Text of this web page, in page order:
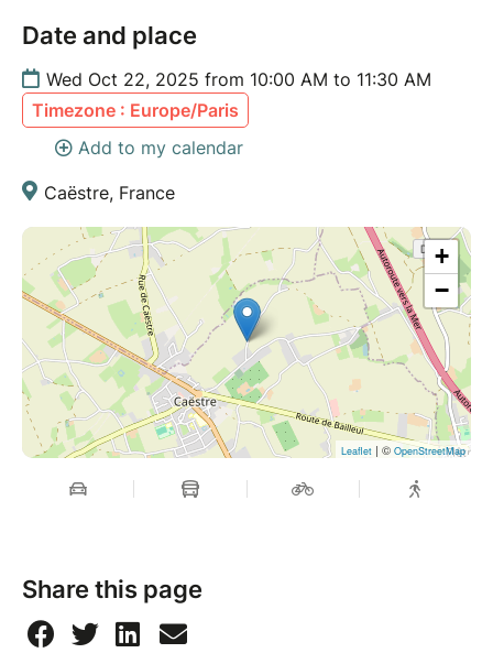
Date and place
Wed Oct 22, 2025 from 10:00 AM to 11:30 AM
Timezone : Europe/Paris
Add to my calendar
Caëstre, France
+
−
Leaflet | © OpenStreetMap
Share this page